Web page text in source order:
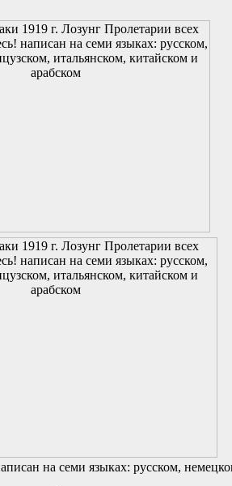
на семи языках: русском,